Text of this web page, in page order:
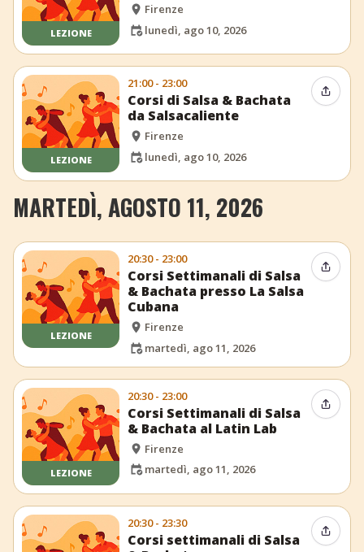
LEZIONE
Firenze
lunedì, ago 10, 2026
LEZIONE
21:00 - 23:00
Corsi di Salsa & Bachata
da Salsacaliente
Firenze
lunedì, ago 10, 2026
MARTEDÌ, AGOSTO 11, 2026
LEZIONE
20:30 - 23:00
Corsi Settimanali di Salsa
& Bachata presso La Salsa
Cubana
Firenze
martedì, ago 11, 2026
LEZIONE
20:30 - 23:00
Corsi Settimanali di Salsa
& Bachata al Latin Lab
Firenze
martedì, ago 11, 2026
20:30 - 23:30
Corsi settimanali di Salsa